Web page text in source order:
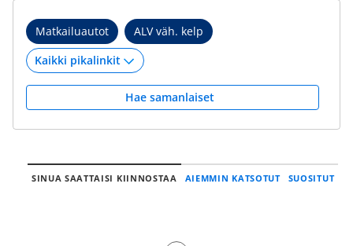
Matkailuautot ALV väh. kelp
Hae samanlaiset
SINUA SAATTAISI KIINNOSTAA AIEMMIN KATSOTUT SUOSITUT